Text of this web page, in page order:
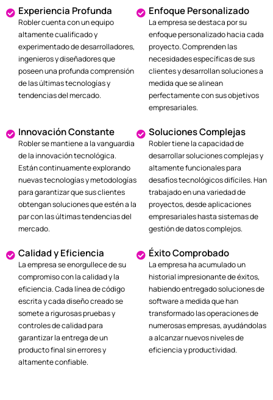
Experiencia Profunda
Robler cuenta con un equipo
altamente cualificado y
experimentado de desarrolladores,
ingenieros y diseñadores que
poseen una profunda comprensión
de las últimas tecnologías y
tendencias del mercado.
Enfoque Personalizado
La empresa se destaca por su
enfoque personalizado hacia cada
proyecto. Comprenden las
necesidades específicas de sus
clientes y desarrollan soluciones a
medida que se alinean
perfectamente con sus objetivos
empresariales.
Innovación Constante
Robler se mantiene a la vanguardia
de la innovación tecnológica.
Están continuamente explorando
nuevas tecnologías y metodologías
para garantizar que sus clientes
obtengan soluciones que estén a la
par con las últimas tendencias del
mercado.
Soluciones Complejas
Robler tiene la capacidad de
desarrollar soluciones complejas y
altamente funcionales para
desafíos tecnológicos difíciles. Han
trabajado en una variedad de
proyectos, desde aplicaciones
empresariales hasta sistemas de
gestión de datos complejos.
Calidad y Eficiencia
La empresa se enorgullece de su
compromiso con la calidad y la
eficiencia. Cada línea de código
escrita y cada diseño creado se
somete a rigurosas pruebas y
controles de calidad para
garantizar la entrega de un
producto final sin errores y
altamente confiable.
Éxito Comprobado
La empresa ha acumulado un
historial impresionante de éxitos,
habiendo entregado soluciones de
software a medida que han
transformado las operaciones de
numerosas empresas, ayudándolas
a alcanzar nuevos niveles de
eficiencia y productividad.